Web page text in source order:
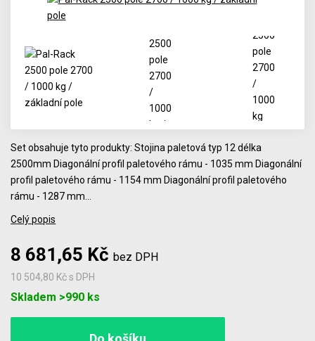
Set obsahuje tyto produkty: Stojina paletová typ 12 délka
2500mm Diagonální profil paletového rámu - 1035 mm Diagonální
profil paletového rámu - 1154 mm Diagonální profil paletového
rámu - 1287 mm…
Celý popis
8 681,65 Kčbez DPH
10 504,80 Kčs DPH
Skladem >990 ks
Počet